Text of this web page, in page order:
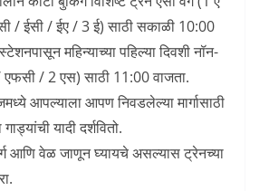
/ ईसी / ईए / 3 ई) साठी सकाळी 10:00
महिन्याच्या पहिल्या दिवशी नॉन-
एफसी / 2 एस) साठी 11:00 वाजता.
आपल्याला आपण निवडलेल्या मार्गासाठी
यादी दर्शवितो.
आणि वेळ जाणून घ्यायचे असल्यास ट्रेनच्या